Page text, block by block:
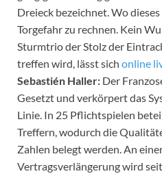
Dreieck bezeichnet. Wo
Torgefahr zu rechnen. Kein
Sturmtrio der Stolz der
treffen wird, lässt sich online
Sebastién Haller: Der
Gesetzt und verkörpert das
Linie. In 25 Pflichtspielen
Treffern, wodurch die
Zahlen belegt werden. An
Vertragsverlängerung wird